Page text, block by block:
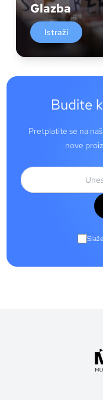
Glazba
Istraži
Budite
Pretplatite se na
nove